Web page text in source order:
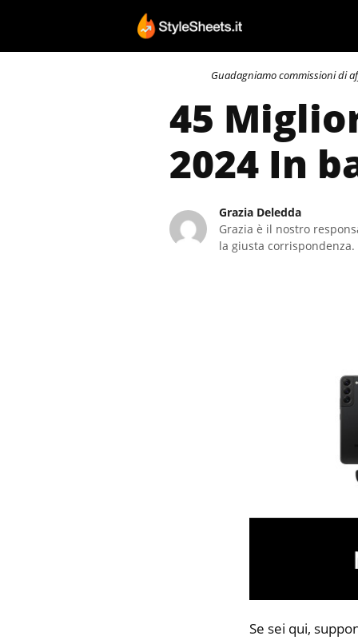
contenuto
Guadagniamo commissioni di
45
2024 In
Grazia Deledda
Grazia è il nostro
la giusta
Se sei qui,